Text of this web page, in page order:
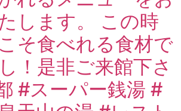
します。 この時
そ食べれる食材で
！是非ご来館下さ
#スーパー銭湯 #